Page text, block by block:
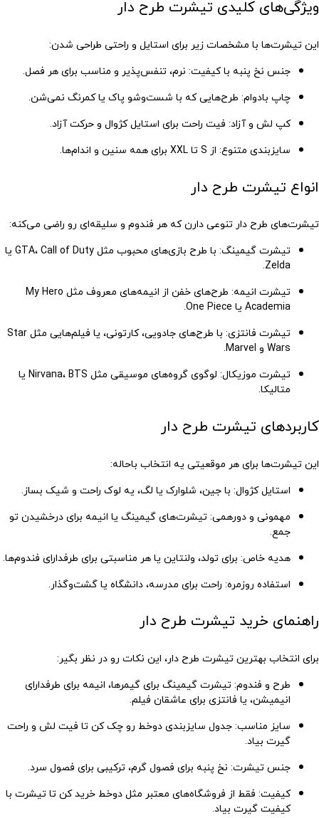
ویژگی‌های کلیدی تیشرت طرح دار
این تیشرت‌ها با مشخصات زیر برای استایل و راحتی طراحی شدن:
جنس نخ پنبه با کیفیت: نرم، تنفس‌پذیر و مناسب برای هر فصل.
چاپ بادوام: طرح‌هایی که با شست‌وشو پاک یا کمرنگ نمی‌شن.
کپ لش و آزاد: فیت راحت برای استایل کژوال و حرکت آزاد.
سایزبندی متنوع: از S تا XXL برای همه سنین و اندام‌ها.
انواع تیشرت طرح دار
تیشرت‌های طرح دار تنوعی دارن که هر فندوم و سلیقه‌ای رو راضی می‌کنه:
تیشرت گیمینگ
: با طرح بازی‌های محبوب مثل GTA، Call of Duty یا
Zelda.
تیشرت انیمه
: طرح‌های خفن از انیمه‌های معروف مثل My Hero
Academia یا One Piece.
تیشرت فانتزی
: با طرح‌های جادویی، کارتونی، یا فیلم‌هایی مثل Star
Wars و Marvel.
تیشرت موزیکال
: لوگوی گروه‌های موسیقی مثل Nirvana، BTS یا
متالیکا.
کاربردهای تیشرت طرح دار
این تیشرت‌ها برای هر موقعیتی یه انتخاب باحاله:
استایل کژوال: با جین، شلوارک یا لگ، یه لوک راحت و شیک بساز.
مهمونی و دورهمی: تیشرت‌های گیمینگ یا انیمه برای درخشیدن تو
جمع.
هدیه خاص: برای تولد، ولنتاین یا هر مناسبتی برای طرفدارای فندوم‌ها.
استفاده روزمره: راحت برای مدرسه، دانشگاه یا گشت‌وگذار.
راهنمای خرید تیشرت طرح دار
برای انتخاب بهترین تیشرت طرح دار، این نکات رو در نظر بگیر:
طرح و فندوم: تیشرت گیمینگ برای گیمرها، انیمه برای طرفدارای
انیمیشن، یا فانتزی برای عاشقان فیلم.
سایز مناسب: جدول سایزبندی دوخط رو چک کن تا فیت لش و راحت
گیرت بیاد.
جنس تیشرت: نخ پنبه برای فصول گرم، ترکیبی برای فصول سرد.
کیفیت: فقط از فروشگاه‌های معتبر مثل دوخط خرید کن تا تیشرت با
کیفیت گیرت بیاد.